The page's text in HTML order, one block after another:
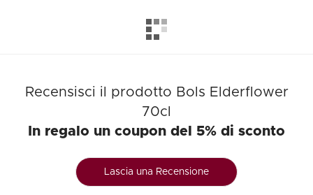
Recensisci il prodotto Bols Elderflower
70cl
In regalo un coupon del 5% di sconto
Lascia una Recensione